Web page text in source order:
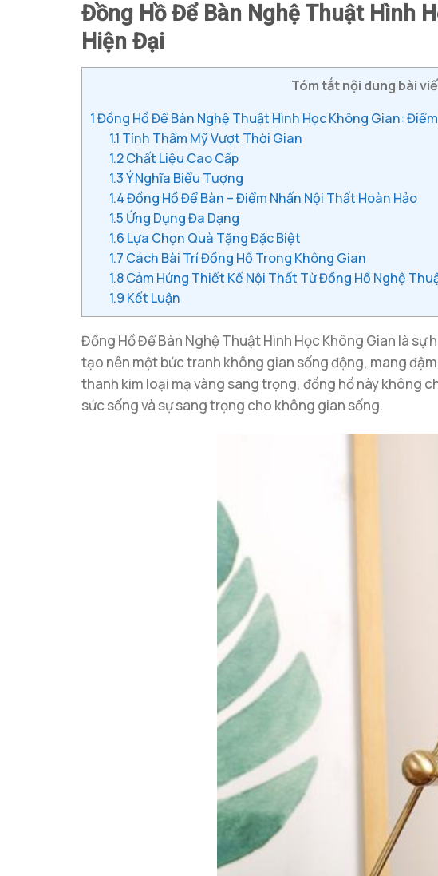
Đồng Hồ Để Bàn Nghệ Thuật Hình
Hiện Đại
Tóm tắt nội dung bài
1Đồng Hồ Để Bàn Nghệ Thuật Hình Học Không Gian:
1.1 Tính Thẩm Mỹ Vượt Thời Gian
1.2Chất Liệu Cao Cấp
1.3Ý Nghĩa Biểu Tượng
1.4Đồng Hồ Để Bàn – Điểm Nhấn Nội Thất Hoàn Hảo
1.5 Ứng Dụng Đa Dạng
1.6 Lựa Chọn Quà Tặng Đặc Biệt
1.7 Cách Bài Trí Đồng Hồ Trong Không Gian
1.8Cảm Hứng Thiết Kế Nội Thất Từ Đồng Hồ Nghệ
1.9 Kết Luận
Đồng Hồ Để Bàn Nghệ Thuật Hình Học Không Gian là
tạo nên một bức tranh không gian sống động, mang
thanh kim loại mạ vàng sang trọng, đồng hồ này không
sức sống và sự sang trọng cho không gian sống.